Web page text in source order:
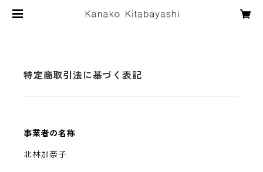
特定商取引法に基づく表記
事業者の名称
北林加奈子